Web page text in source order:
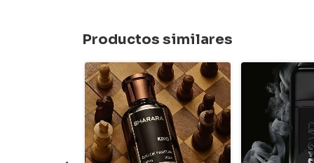
Productos similares